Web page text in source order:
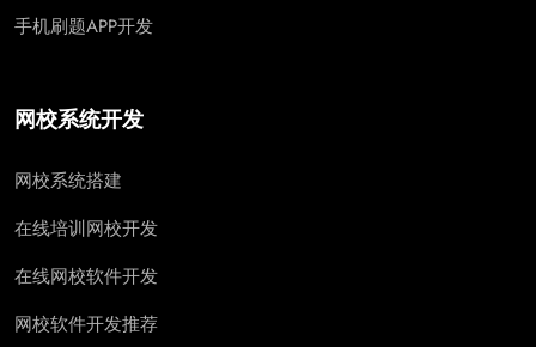
手机刷题APP开发
网校系统开发
网校系统搭建
在线培训网校开发
在线网校软件开发
网校软件开发推荐